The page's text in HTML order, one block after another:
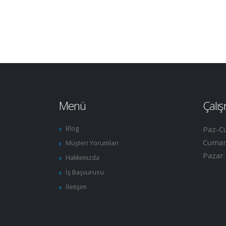
Menü
Blog
Müşteri Yorumları
Hakkımızda
İş Başvurusu
İletişim
Paz-
Pazar: